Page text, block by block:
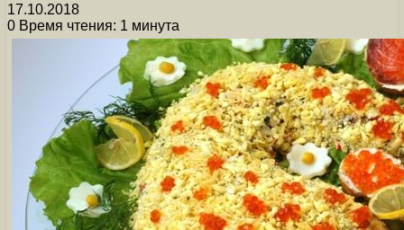
17.10.2018
0 Время чтения: 1 минута